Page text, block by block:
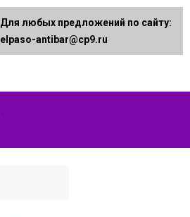
Для любых предложений по сайту:
elpaso-antibar@cp9.ru